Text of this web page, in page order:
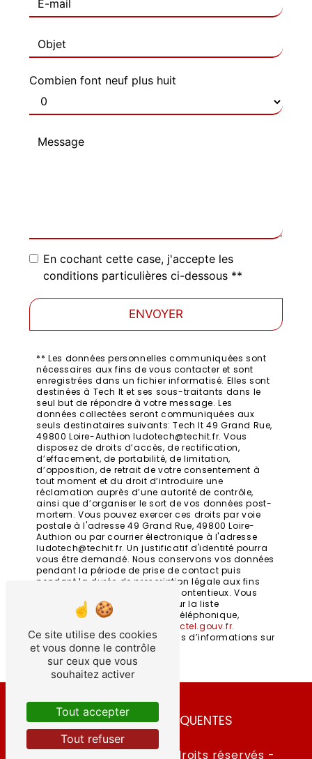
Combien font neuf plus huit
En cochant cette case, j'accepte les
conditions particulières ci-dessous **
ENVOYER
** Les données personnelles communiquées sont
nécessaires aux fins de vous contacter et sont
enregistrées dans un fichier informatisé. Elles sont
destinées à Tech It et ses sous-traitants dans le
seul but de répondre à votre message. Les
données collectées seront communiquées aux
seuls destinataires suivants: Tech It 49 Grand Rue,
49800 Loire-Authion ludotech@techit.fr. Vous
disposez de droits d’accès, de rectification,
d’effacement, de portabilité, de limitation,
d’opposition, de retrait de votre consentement à
tout moment et du droit d’introduire une
réclamation auprès d’une autorité de contrôle,
ainsi que d’organiser le sort de vos données post-
mortem. Vous pouvez exercer ces droits par voie
postale à l'adresse 49 Grand Rue, 49800 Loire-
Authion ou par courrier électronique à l'adresse
ludotech@techit.fr. Un justificatif d'identité pourra
vous être demandé. Nous conservons vos données
pendant la période de prise de contact puis
pendant la durée de prescription légale aux fins
probatoires et de gestion des contentieux. Vous
avez le droit de vous inscrire sur la liste
d'opposition au démarchage téléphonique,
Bloctel.gouv.fr.
Consultez le site cnil.fr pour plus d’informations sur
vos droits.
RECHERCHES FRÉQUENTES
- 2026 - Tous droits réservés -
Ce site utilise des cookies
et vous donne le contrôle
sur ceux que vous
souhaitez activer
Tout accepter
Tout refuser